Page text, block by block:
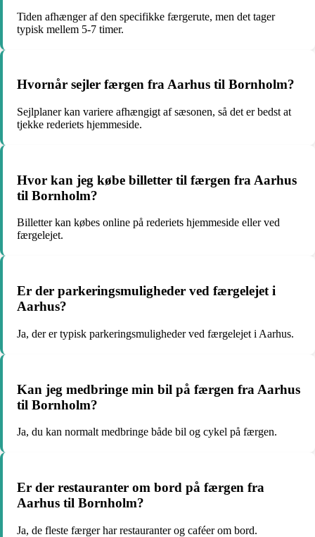
Tiden afhænger af den specifikke færgerute, men det tager
typisk mellem 5-7 timer.
Hvornår sejler færgen fra Aarhus til Bornholm?
Sejlplaner kan variere afhængigt af sæsonen, så det er bedst at
tjekke rederiets hjemmeside.
Hvor kan jeg købe billetter til færgen fra Aarhus
til Bornholm?
Billetter kan købes online på rederiets hjemmeside eller ved
færgelejet.
Er der parkeringsmuligheder ved færgelejet i
Aarhus?
Ja, der er typisk parkeringsmuligheder ved færgelejet i Aarhus.
Kan jeg medbringe min bil på færgen fra Aarhus
til Bornholm?
Ja, du kan normalt medbringe både bil og cykel på færgen.
Er der restauranter om bord på færgen fra
Aarhus til Bornholm?
Ja, de fleste færger har restauranter og caféer om bord.